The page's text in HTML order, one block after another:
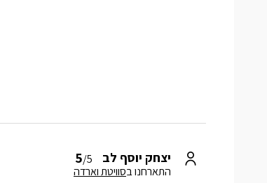
יצחק יוסף לב 5/5
התארחנו בסוויטת וארדה